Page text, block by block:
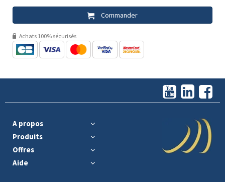
Commander
Achats 100% sécurisés
A propos
Produits
Offres
Aide